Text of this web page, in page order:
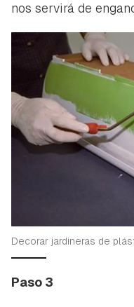
Para poder guardar
iniciar sesión con tu
INICIAR SESIÓN
nos servirá de
Decorar jardineras de
Paso 3
Gracias por